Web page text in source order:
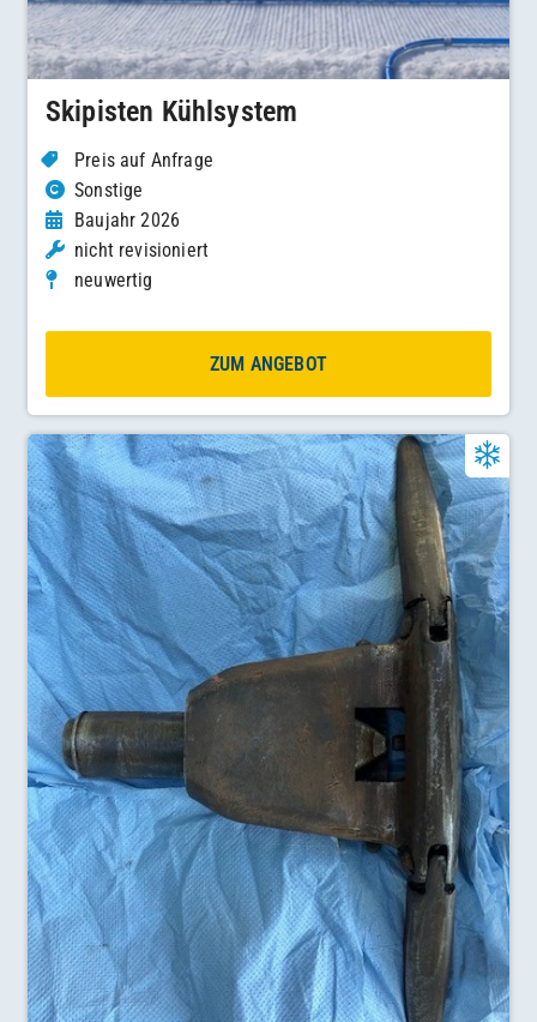
Skipisten Kühlsystem
Preis auf Anfrage
Sonstige
Baujahr 2026
nicht revisioniert
neuwertig
ZUM ANGEBOT